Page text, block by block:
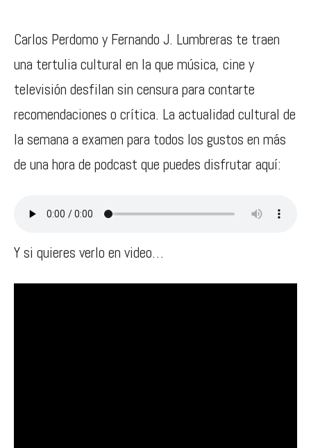
Carlos Perdomo y Fernando J. Lumbreras te traen
una tertulia cultural en la que música, cine y
televisión desfilan sin censura para contarte
recomendaciones o crítica. La actualidad cultural de
la semana a examen para todos los gustos en más
de una hora de podcast que puedes disfrutar aquí:
Y si quieres verlo en video…